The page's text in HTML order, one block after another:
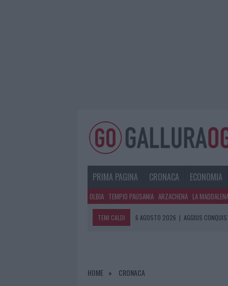
PRIMA PAGINA CRONACA ECONOMIA
OLBIA TEMPIO PAUSANIA ARZACHENA LA
TEMI CALDI 6 AGOSTO 2026 | AGGIUS
6 AGOSTO 2026
|
HOME CRONACA